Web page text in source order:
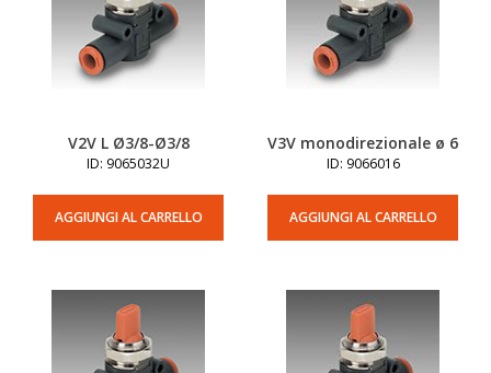
V2V L Ø3/8-Ø3/8
ID: 9065032U
AGGIUNGI AL CARRELLO
V3V monodirezionale ø 6
ID: 9066016
AGGIUNGI AL CARRELLO